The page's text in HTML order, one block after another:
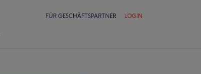
FÜR GESCHÄFTSPARTNER LOGIN